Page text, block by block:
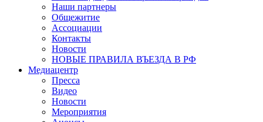
Наши партнеры
Общежитие
Ассоциации
Контакты
Новости
НОВЫЕ ПРАВИЛА ВЪЕЗДА В РФ
Медиацентр
Пресса
Видео
Новости
Мероприятия